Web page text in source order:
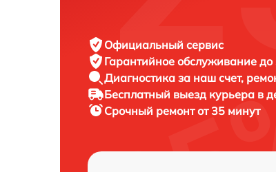
Официальный сервис
Гарантийное обслуживание до
Диагностика за наш счет,
Бесплатный выезд курьера в
Срочный ремонтот 35 минут